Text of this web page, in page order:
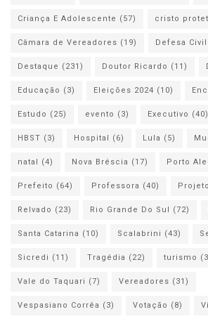
Criança E Adolescente (57) cristo
Câmara de Vereadores (19) Defesa Civil
Destaque (231) Doutor Ricardo (11)
Educação (3) Eleições 2024 (10)
Estudo (25) evento (3) Executivo (40)
HBST (3) Hospital (6) Lula (5)
natal (4) Nova Bréscia (17) Porto
Prefeito (64) Professora (40) Projeto
Relvado (23) Rio Grande Do Sul (72)
Santa Catarina (10) Scalabrini (43)
Sicredi (11) Tragédia (22) turismo
Vale do Taquari (7) Vereadores (31)
Vespasiano Corrêa (3) Votação (8)